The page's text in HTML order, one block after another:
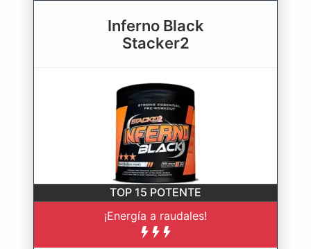
Inferno Black
Stacker2
TOP 15 POTENTE
¡Energía a raudales!